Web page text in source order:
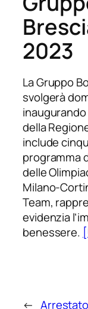
2023
La Gruppo
svolgerà
inaugurando
della
include
programma
delle
Milano-
Team,
evidenzia
benessere.
←